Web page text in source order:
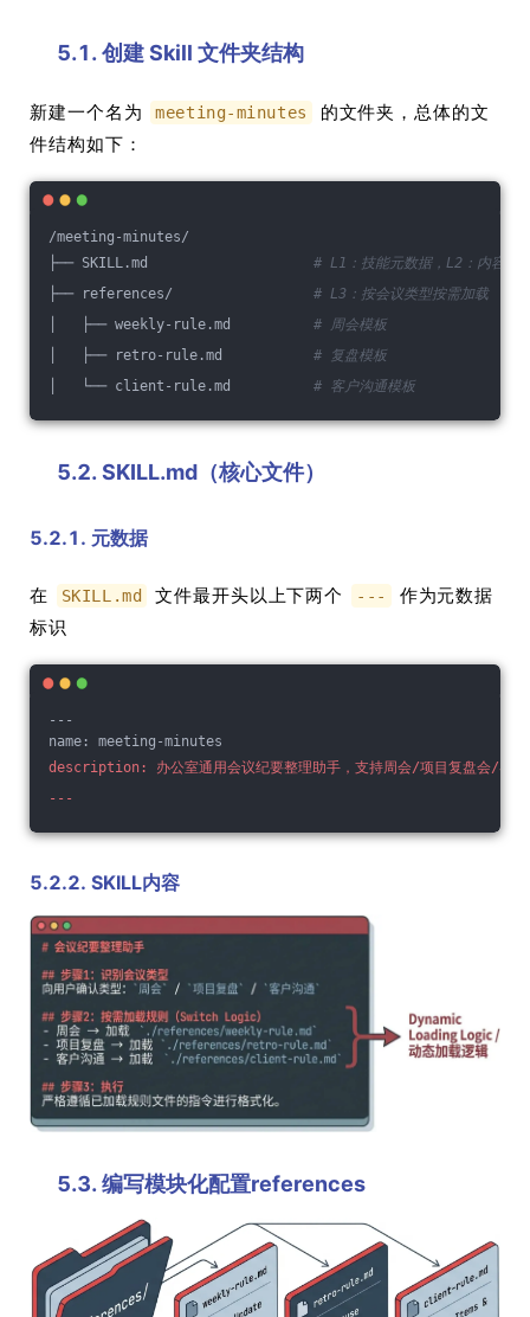
5.1. 创建 Skill 文件夹结构
新建一个名为 meeting-minutes
的文件夹，总体的文
件结构如下：
/meeting-minutes/
├── SKILL.md # L1：技能元数据，L2：内容
├── references/ # L3：按会议类型按需加载
│   ├── weekly-rule.md # 周会模板
│   ├── retro-rule.md # 复盘模板
│   └── client-rule.md # 客户沟通模板
5.2. SKILL.md（核心文件）
5.2.1. 元数据
在 SKILL.md 文件最开头以上下两个 ---
作为元数据
标识
---
name: meeting-minutes
description: 办公室通用会议纪要整理助手，支持周会/项目复盘会/客户
---
5.2.2. SKILL内容
5.3. 编写模块化配置references